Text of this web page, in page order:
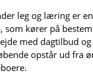
leg og læring er
som kører på
med dagtilbud
opstår ud fra